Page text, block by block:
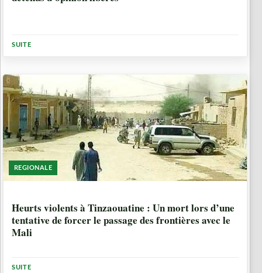
SUITE
REGIONALE
Heurts violents à Tinzaouatine : Un mort lors d’une
tentative de forcer le passage des frontières avec le
Mali
SUITE